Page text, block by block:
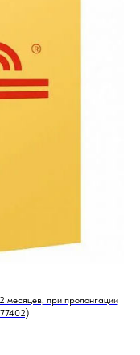
при пролонгации